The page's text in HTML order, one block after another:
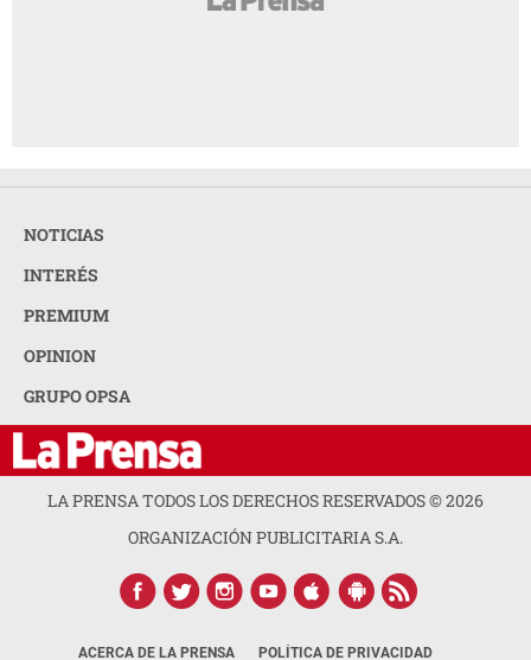
NOTICIAS
INTERÉS
PREMIUM
OPINION
GRUPO OPSA
LA PRENSA TODOS LOS DERECHOS RESERVADOS ©2026
ORGANIZACIÓN PUBLICITARIA S.A.
ACERCA DE LA PRENSA POLÍTICA DE PRIVACIDAD